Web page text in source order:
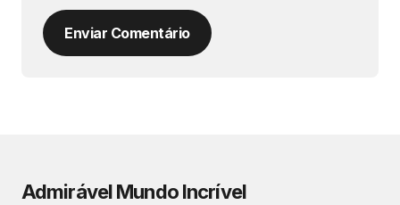
Enviar Comentário
Admirável Mundo Incrível